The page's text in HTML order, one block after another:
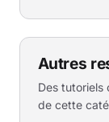
Autres
Des tutoriels
de cette